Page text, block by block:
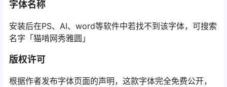
字体名称
安装后在PS、AI、word等软件中若找不到该字体，可搜索
名字「猫啃网秀雅圆」
版权许可
根据作者发布字体页面的声明，这款字体完全免费公开，